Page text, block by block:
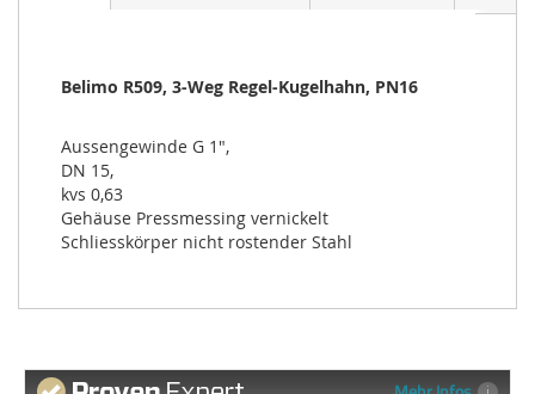
Belimo R509, 3-Weg Regel-Kugelhahn, PN16
Aussengewinde G 1",
DN 15,
kvs 0,63
Gehäuse Pressmessing vernickelt
Schliesskörper nicht rostender Stahl